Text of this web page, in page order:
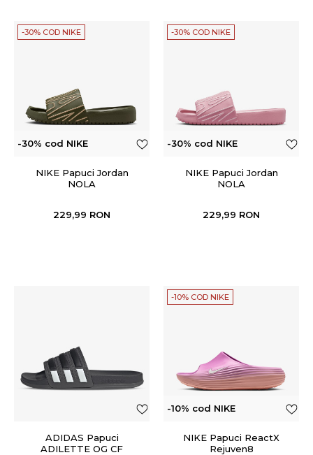
-30% COD NIKE
-30% cod NIKE
NIKE Papuci Jordan
NOLA
229,99 RON
-30% COD NIKE
-30% cod NIKE
NIKE Papuci Jordan
NOLA
229,99 RON
ADIDAS Papuci
ADILETTE OG CF
-10% COD NIKE
-10% cod NIKE
NIKE Papuci ReactX
Rejuven8